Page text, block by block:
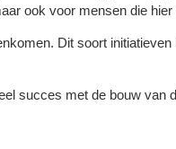
ook voor mensen die
Dit soort
succes met de bouw van